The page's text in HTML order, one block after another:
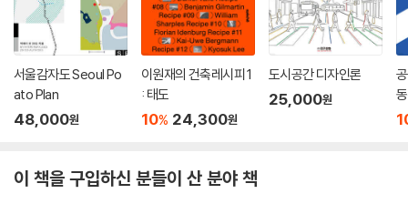
ㆍ봉하마을: 김해에 있으며, 연간 100만 명이 찾는 노무현 대통령 묘역으
로 잘 알려진 지역이다. ‘지붕 낮은 집’이라 부르는 노무현 대통령 생전 사
저는 고 정기용 건축가가 지었다. 좋은 건축가는 좋은 건축주가 만든다는
말을 곱씹게 하는 장소다. 노무현 대통령 기념관은 주변을 압도하는 것이
아니라 경사진 광장의 풍경으로서 ‘일어서는 땅’을 표현하여 노무현의 정
신과 가치를 건축으로 받아내고자 했다. 노무현 대통령 묘역은 시민의 추
자가 마주하는 성찰적 풍경을 형성한다.
서울감자도 Seoul Po
ato Plan
48,000원
이원재의 건축레시피 1
: 태도
10% 24,300원
도시공간 디자인론
25,000원
이 책을 구입하신 분들이 산 분야 책